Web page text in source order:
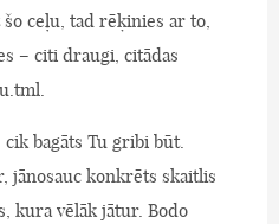
ceļu, tad rēķinies ar to,
– citi draugi, citādas
cik bagāts Tu gribi būt.
jānosauc konkrēts skaitlis
kura vēlāk jātur. Bodo